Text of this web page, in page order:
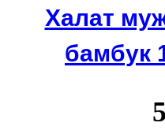
Халат
бамбук